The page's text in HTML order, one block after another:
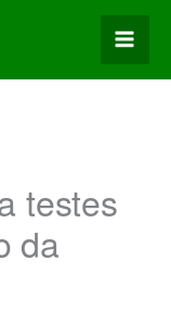
testes
da